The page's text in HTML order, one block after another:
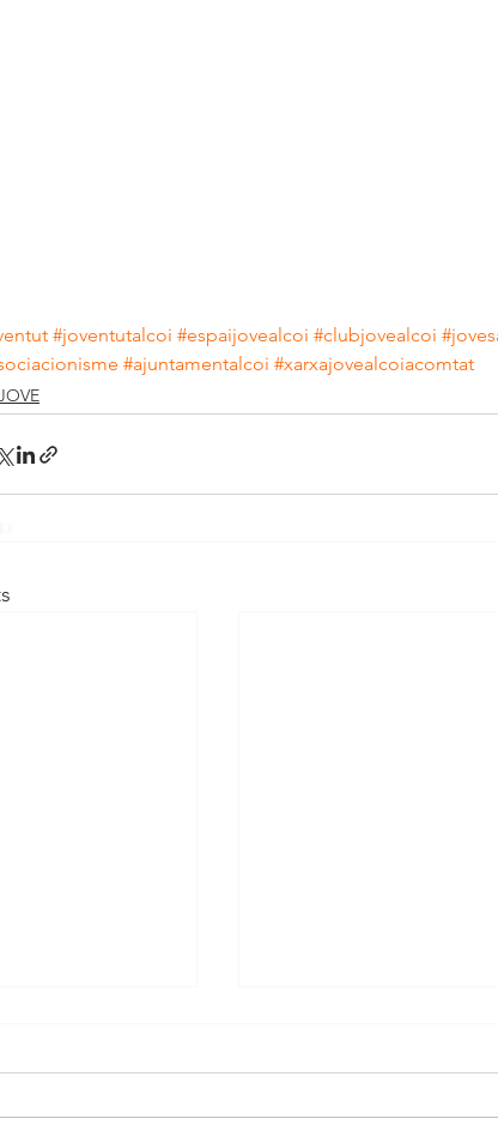
#joventutalcoi #espaijovealcoi #clubjovealcoi
#ajuntamentalcoi #xarxajovealcoiacomtat